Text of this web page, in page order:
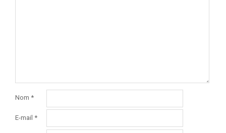
Nom *
E-mail *